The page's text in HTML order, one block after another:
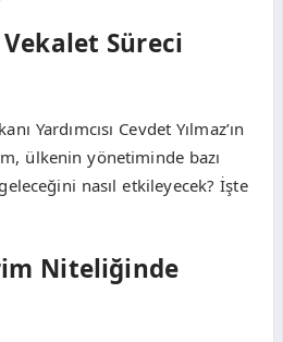
Süreci
Yardımcısı Cevdet Yılmaz’ın
ülkenin yönetiminde bazı
nasıl etkileyecek? İşte
Niteliğinde